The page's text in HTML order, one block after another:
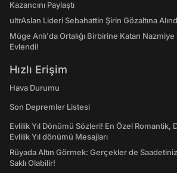
Kazancını Paylaştı
ultrAslan Lideri Sebahattin Şirin Gözaltına
Müge Anlı'da Ortalığı Birbirine Katan
Evlendi!
Hızlı Erişim
Hava Durumu
Son Depremler Listesi
Evlilik Yıl Dönümü Sözleri! En Özel Romantik,
Evlilik Yıl dönümü Mesajları
Rüyada Altın Görmek: Gerçekler de
Saklı Olabilir!